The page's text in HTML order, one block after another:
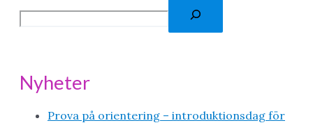
Nyheter
Prova på orientering – introduktionsdag för